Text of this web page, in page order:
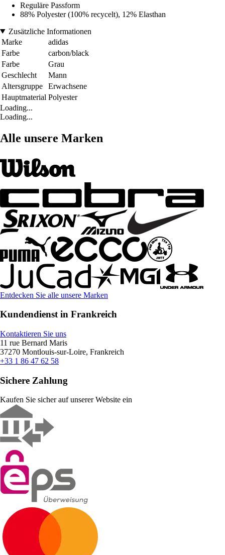
Reguläre Passform
88% Polyester (100% recycelt), 12% Elasthan
Zusätzliche Informationen
Marke
adidas
Farbe
carbon/black
Farbe
Grau
Geschlecht
Mann
Altersgruppe
Erwachsene
Hauptmaterial Polyester
Loading...
Loading...
Alle unsere Marken
Entdecken Sie alle unsere Marken
Kundendienst in Frankreich
Kontaktieren Sie uns
11 rue Bernard Maris
37270 Montlouis-sur-Loire, Frankreich
+33 1 86 47 62 58
Sichere Zahlung
Kaufen Sie sicher auf unserer Website ein